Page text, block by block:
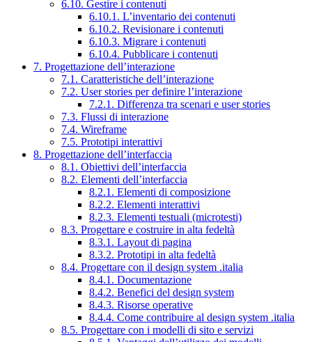
6.10. Gestire i contenuti
6.10.1. L’inventario dei contenuti
6.10.2. Revisionare i contenuti
6.10.3. Migrare i contenuti
6.10.4. Pubblicare i contenuti
7. Progettazione dell’interazione
7.1. Caratteristiche dell’interazione
7.2. User stories per definire l’interazione
7.2.1. Differenza tra scenari e user stories
7.3. Flussi di interazione
7.4. Wireframe
7.5. Prototipi interattivi
8. Progettazione dell’interfaccia
8.1. Obiettivi dell’interfaccia
8.2. Elementi dell’interfaccia
8.2.1. Elementi di composizione
8.2.2. Elementi interattivi
8.2.3. Elementi testuali (microtesti)
8.3. Progettare e costruire in alta fedeltà
8.3.1. Layout di pagina
8.3.2. Prototipi in alta fedeltà
8.4. Progettare con il design system .italia
8.4.1. Documentazione
8.4.2. Benefici del design system
8.4.3. Risorse operative
8.4.4. Come contribuire al design system .italia
8.5. Progettare con i modelli di sito e servizi